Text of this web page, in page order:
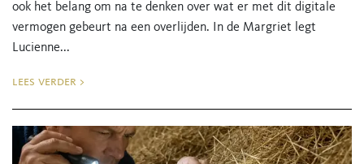
ook het belang om na te denken over wat er met dit digitale
vermogen gebeurt na een overlijden. In de Margriet legt
Lucienne...
lees verder >